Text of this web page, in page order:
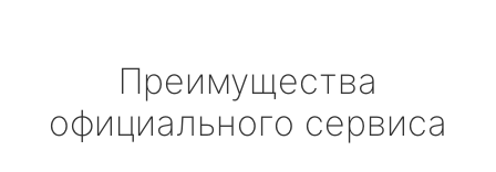
Преимущества
официального сервиса